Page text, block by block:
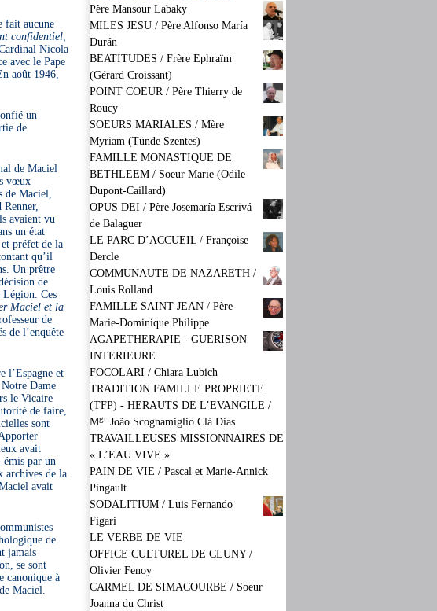
fait aucune
confidentiel,
Nicola
avec le Pape
août 1946,
un
de
de Maciel
vœux
de Maciel,
avaient vu
un état
préfet de la
qu’il
Un prêtre
de
Légion. Ces
Maciel et la
de
de l’enquête
l’Espagne et
Dame
le Vicaire
de faire,
sont
avait
par un
archives de la
avait
de
jamais
se sont
canonique à
Maciel.
Père Mansour Labaky
MILES JESU / Père Alfonso María
Durán
BEATITUDES / Frère Ephraïm
(Gérard Croissant)
POINT COEUR / Père Thierry de
Roucy
SOEURS MARIALES / Mère
Myriam (Tünde Szentes)
FAMILLE MONASTIQUE DE
BETHLEEM / Soeur Marie (Odile
Dupont-Caillard)
OPUS DEI / Père Josemaría Escrivá
de Balaguer
LE PARC D’ACCUEIL / Françoise
Dercle
COMMUNAUTE DE NAZARETH /
Louis Rolland
FAMILLE SAINT JEAN / Père
Marie-Dominique Philippe
AGAPETHERAPIE - GUERISON
INTERIEURE
FOCOLARI / Chiara Lubich
TRADITION FAMILLE PROPRIETE
(TFP) - HERAUTS DE L’EVANGILE /
Mgr João Scognamiglio Clá Dias
TRAVAILLEUSES MISSIONNAIRES DE
« L’EAU VIVE »
PAIN DE VIE / Pascal et Marie-Annick
Pingault
SODALITIUM / Luis Fernando
Figari
LE VERBE DE VIE
OFFICE CULTUREL DE CLUNY /
Olivier Fenoy
CARMEL DE SIMACOURBE / Soeur
Joanna du Christ